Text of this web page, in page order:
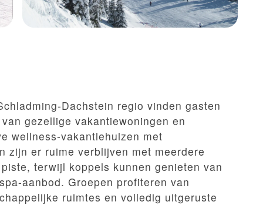
Dachstein regio vinden gasten
gezellige vakantiewoningen en
wellness-vakantiehuizen met
zijn er ruime verblijven met meerdere
terwijl koppels kunnen genieten van
aanbod. Groepen profiteren van
ruimtes en volledig uitgeruste